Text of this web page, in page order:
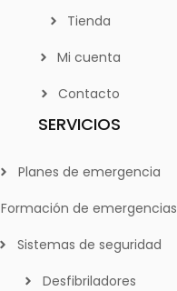
Tienda
Mi cuenta
Contacto
SERVICIOS
Planes de emergencia
Formación de emergencias
Sistemas de seguridad
Desfibriladores